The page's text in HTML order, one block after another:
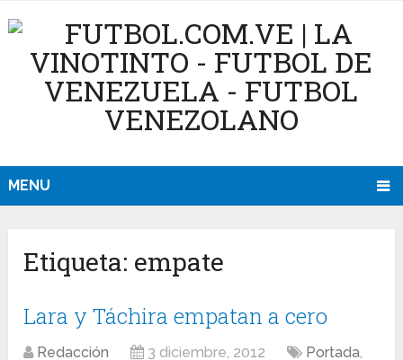
MENU
Etiqueta: empate
Lara y Táchira empatan a cero
Redacción 3 diciembre, 2012 Portada,